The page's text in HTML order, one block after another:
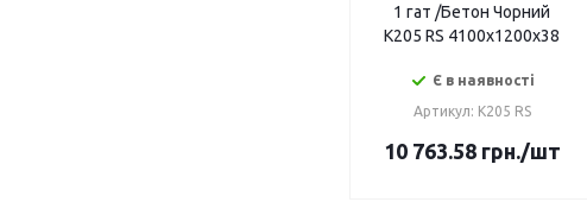
1 гат /Бетон Чорний
K205 RS 4100х1200х38
Є в наявності
Артикул: K205 RS
10 763.58грн./шт